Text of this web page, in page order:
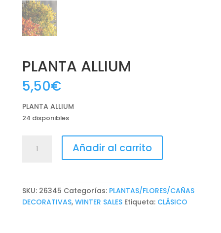
PLANTA ALLIUM
5,50€
PLANTA ALLIUM
24 disponibles
ALLIUM
Añadir al carrito
SKU: 26345 Categorías: PLANTAS/FLORES/CAÑAS
DECORATIVAS, WINTER SALES Etiqueta: CLÁSICO